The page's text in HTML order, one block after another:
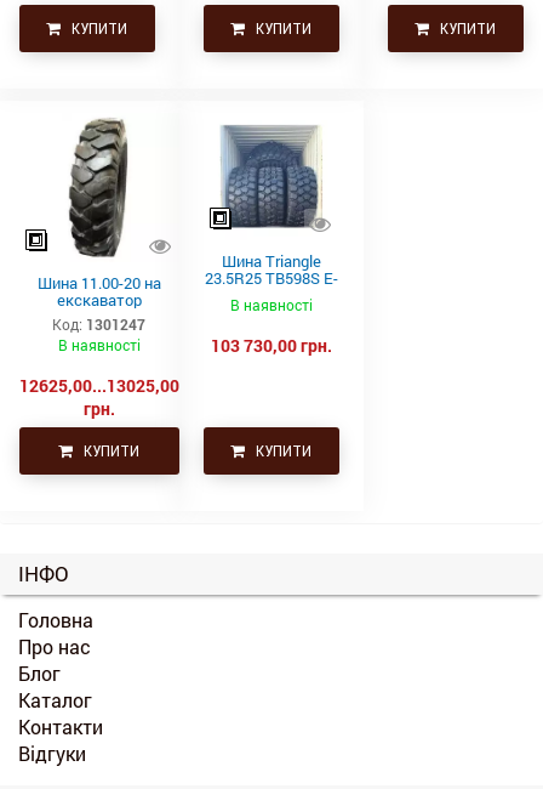
КУПИТИ КУПИТИ КУПИТИ
Шина 11.00-20 на
екскаватор
Код: 1301247
В наявності
12625,00...13025,00
грн.
КУПИТИ
Шина Triangle
23.5R25 TB598S E-
4 201A2/185B
В наявності
103 730,00 грн.
КУПИТИ
ІНФО
Головна
Про нас
Блог
Каталог
Контакти
Відгуки